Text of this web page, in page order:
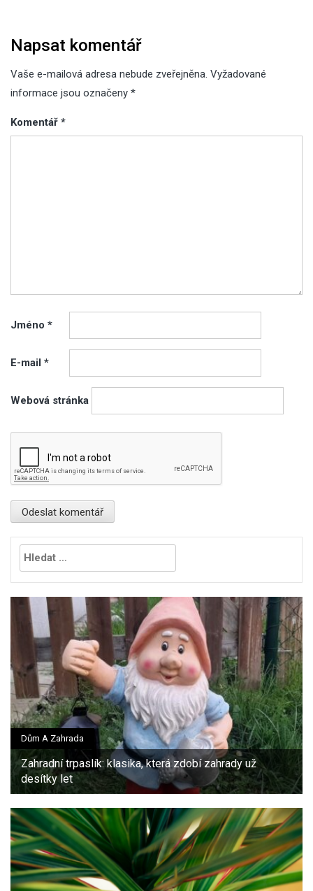
Napsat komentář
Vaše e-mailová adresa nebude zveřejněna. Vyžadované
informace jsou označeny *
Komentář *
Jméno *
E-mail *
Webová stránka
Vyhledávání
Dům A Zahrada
Zahradní trpaslík: klasika, která zdobí zahrady už
desítky let